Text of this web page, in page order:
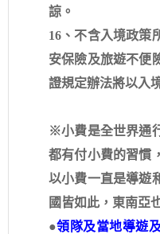
諒。
16、不含入境政策
安保險及旅遊不便
證規定辦法將以入
※小費是全世界通
都有付小費的習慣
以小費一直是導遊
國皆如此，東南亞
●領隊及當地導遊